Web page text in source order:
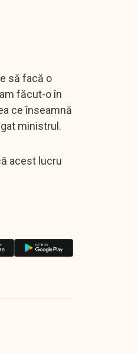
să facă o
făcut-o în
ce înseamnă
ministrul.
acest lucru